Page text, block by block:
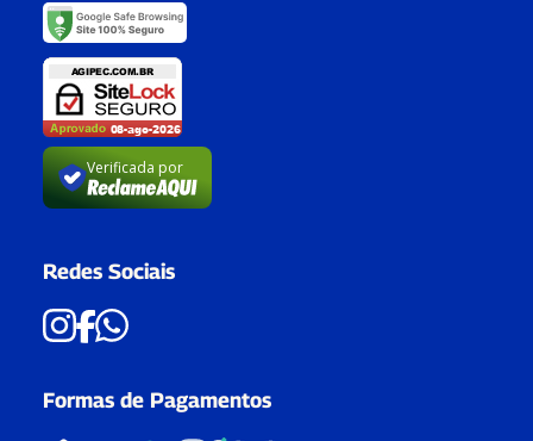
Verificada por
Redes Sociais
Formas de Pagamentos